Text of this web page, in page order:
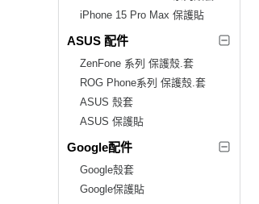
iPhone 15 Pro Max 保護貼
ASUS 配件
ZenFone 系列 保護殼.套
ROG Phone系列 保護殼.套
ASUS 殼套
ASUS 保護貼
Google配件
Google殼套
Google保護貼